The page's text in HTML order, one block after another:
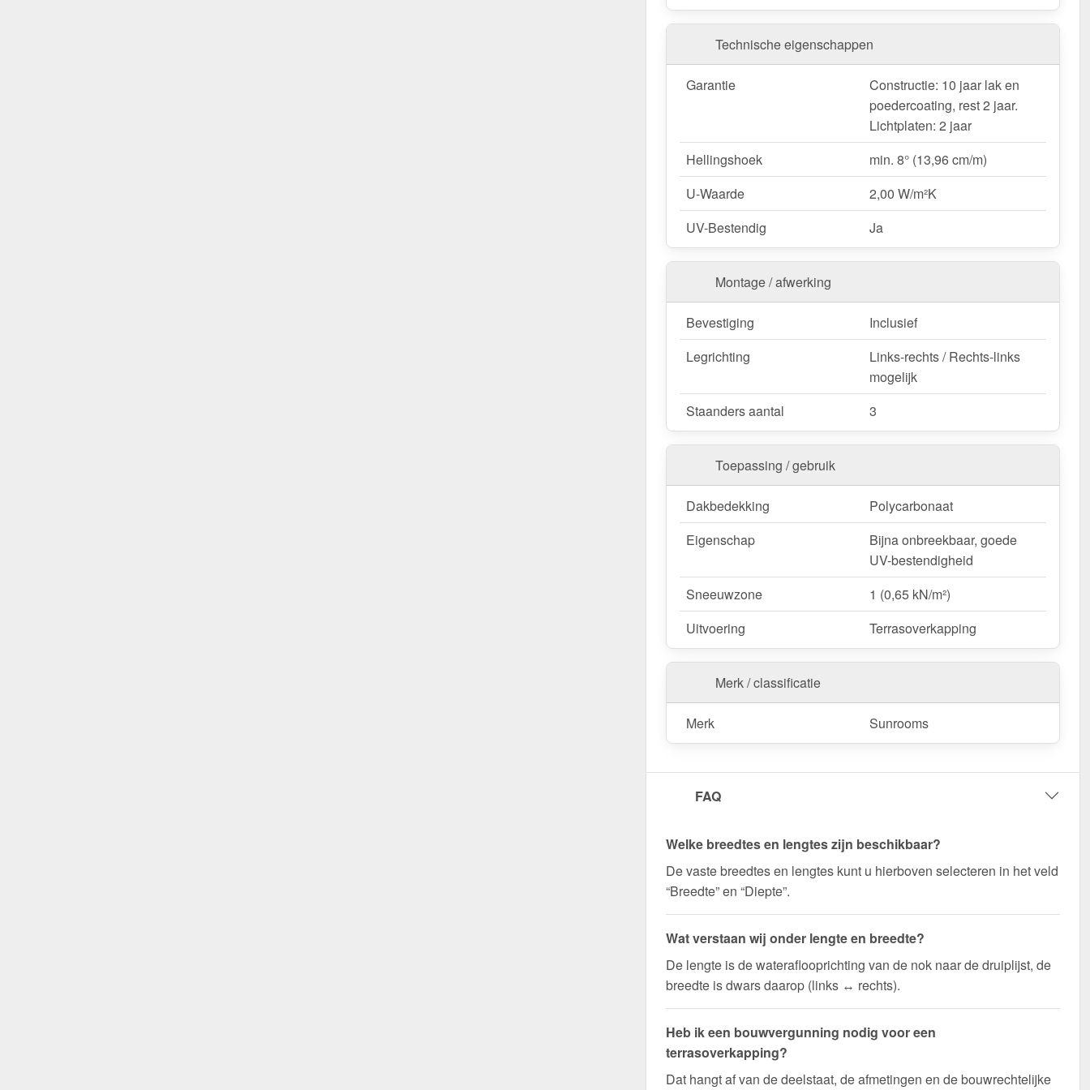
sneeuwbelasting. Wij bieden alleen de hier beschikbare lengtes en
dieptes aan, omdat dit kits zijn. Wij bieden geen terrasoverkappingen
op maat aan. Deze overkapping is geschikt voorsneeuwzone 1
(0,65 kN/m²)
totale breedte is 6,06 m, dediepte is 4,00 m
afmeting van de platen, er komt 17 cm bij voor de dakgoot). De
, wat een efficiënte montage mogelijk maakt.
Bestel Terrasoverkapping | Sneeuwzone 1 | RAL 7016 nu -
Snelle levering & met 10 jaar garantie!
Vertrouw op een duurzame & betrouwbare terrasoverkapping - koop
Technische eigenschappen
Garantie
Constructie: 10 jaar lak en
poedercoating, rest 2 jaar.
Lichtplaten: 2 jaar
Hellingshoek
min. 8° (13,96 cm/m)
U-Waarde
2,00 W/m²K
UV-Bestendig
Ja
Montage / afwerking
Bevestiging
Inclusief
Legrichting
Links-rechts / Rechts-links
mogelijk
Staanders aantal
3
Toepassing / gebruik
Dakbedekking
Polycarbonaat
Eigenschap
Bijna onbreekbaar, goede
UV-bestendigheid
Sneeuwzone
1 (0,65 kN/m²)
Uitvoering
Terrasoverkapping
Merk / classificatie
Merk Sunrooms
FAQ
Welke breedtes en lengtes zijn beschikbaar?
De vaste breedtes en lengtes kunt u hierboven selecteren in het veld
“Breedte” en “Diepte”.
Wat verstaan wij onder lengte en breedte?
De lengte is de wateraflooprichting van de nok naar de druiplijst, de
breedte is dwars daarop (links ↔ rechts).
Heb ik een bouwvergunning nodig voor een
terrasoverkapping?
Dat hangt af van de deelstaat, de afmetingen en de bouwrechtelijke